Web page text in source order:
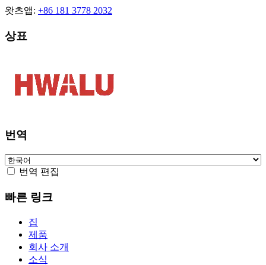
왓츠앱: +86 181 3778 2032
상표
번역
번역 편집
빠른 링크
집
제품
회사 소개
소식